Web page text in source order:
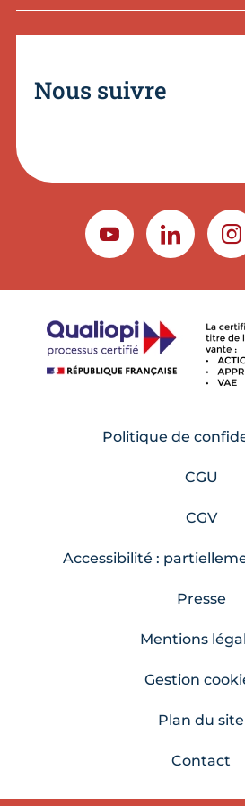
Nous suivre
YOUTUBELINKEDIN
Politique de
CGU
CGV
Accessibilité :
Presse
Mentions
Gestion
Plan du site
Contact